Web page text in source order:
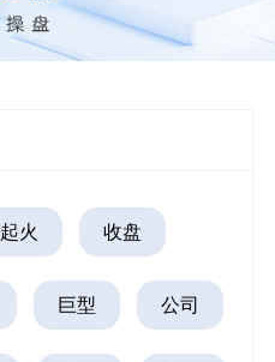
起火 收盘
巨型 公司